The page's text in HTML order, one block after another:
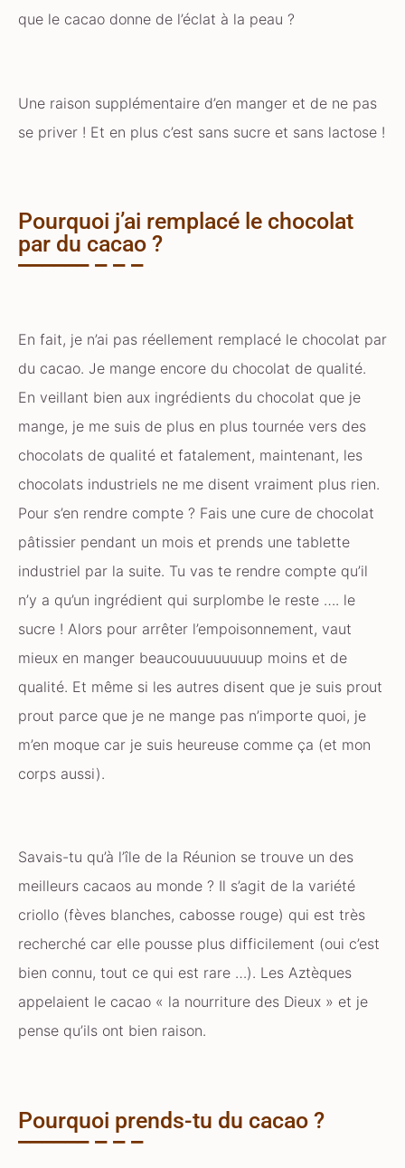
que le cacao donne de l’éclat à la peau ?
Une raison supplémentaire d’en manger et de ne pas
se priver ! Et en plus c’est sans sucre et sans lactose !
Pourquoi j’ai remplacé le chocolat
par du cacao ?
En fait, je n’ai pas réellement remplacé le chocolat par
du cacao. Je mange encore du chocolat de qualité.
En veillant bien aux ingrédients du chocolat que je
mange, je me suis de plus en plus tournée vers des
chocolats de qualité et fatalement, maintenant, les
chocolats industriels ne me disent vraiment plus rien.
Pour s’en rendre compte ? Fais une cure de chocolat
pâtissier pendant un mois et prends une tablette
industriel par la suite. Tu vas te rendre compte qu’il
n’y a qu’un ingrédient qui surplombe le reste …. le
sucre ! Alors pour arrêter l’empoisonnement, vaut
mieux en manger beaucouuuuuuuup moins et de
qualité. Et même si les autres disent que je suis prout
prout parce que je ne mange pas n’importe quoi, je
m’en moque car je suis heureuse comme ça (et mon
corps aussi).
Savais-tu qu’à l’île de la Réunion se trouve un des
meilleurs cacaos au monde ? Il s’agit de la variété
criollo (fèves blanches, cabosse rouge) qui est très
recherché car elle pousse plus difficilement (oui c’est
bien connu, tout ce qui est rare …). Les Aztèques
appelaient le cacao « la nourriture des Dieux » et je
pense qu’ils ont bien raison.
Pourquoi prends-tu du cacao ?